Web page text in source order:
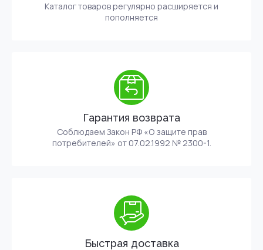
Каталог товаров регулярно расширяется и
пополняется
Гарантия возврата
Соблюдаем Закон РФ «О защите прав
потребителей» от 07.02.1992 № 2300-1.
Быстрая доставка